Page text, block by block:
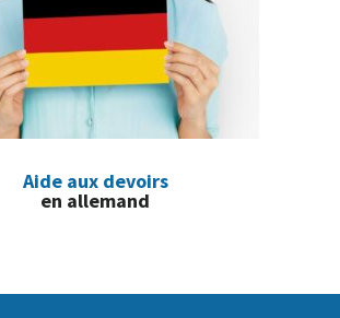
Aide aux devoirs
en allemand